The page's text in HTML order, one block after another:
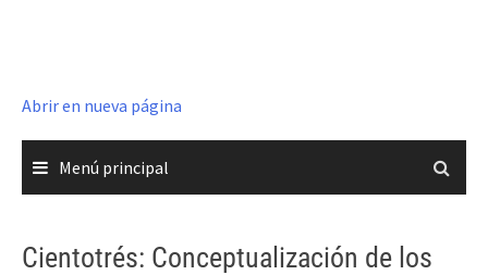
Abrir en nueva página
Menú principal
Cientotrés: Conceptualización de los